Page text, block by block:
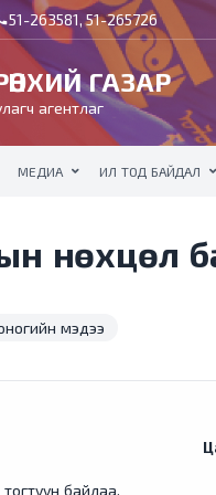
51-263581, 51-265726
ГАЗАР
агентлаг
МЕДИА ИЛ ТОД БАЙДАЛ
нөхцөл
мэдээ
байлаа.